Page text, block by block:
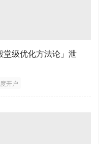
级优化方法论」泄
开户